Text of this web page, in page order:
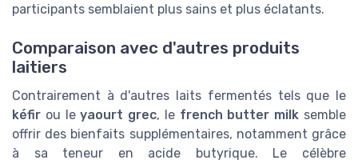
participants semblaient plus sains et plus éclatants.
Comparaison avec d'autres produits
laitiers
Contrairement à d'autres laits fermentés tels que le
kéfir ou leyaourt grec, le french butter milk semble
offrir des bienfaits supplémentaires, notamment grâce
à sa teneur en acide butyrique. Le célèbre